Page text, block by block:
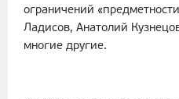
ограничений
Ладисов, Анатолий
многие другие.